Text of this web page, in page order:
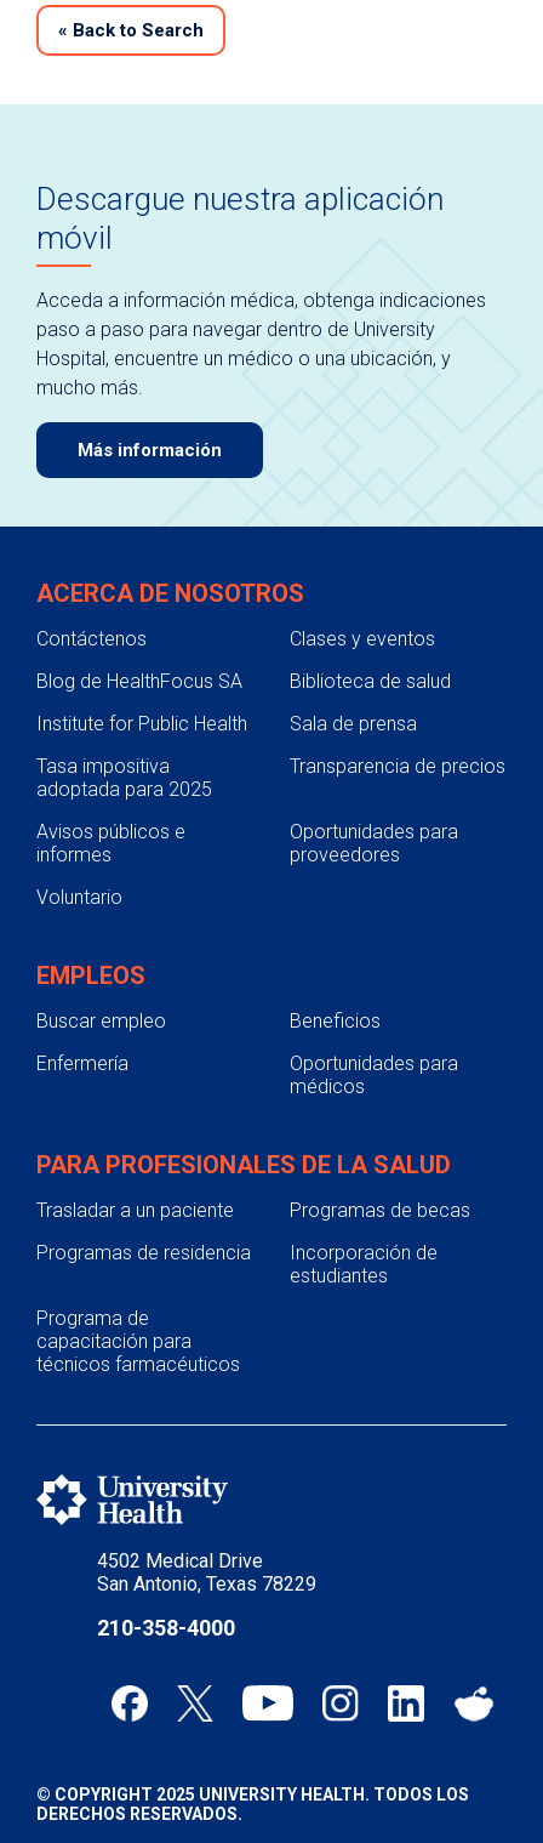
« Back to Search
Descargue nuestra aplicación
móvil
Acceda a información médica, obtenga indicaciones
paso a paso para navegar dentro de University
Hospital, encuentre un médico o una ubicación, y
mucho más.
Más información
4502 Medical Drive
San Antonio, Texas 78229
210-358-4000
ACERCA DE NOSOTROS
Contáctenos
Clases y eventos
Blog de HealthFocus SA
Biblioteca de salud
Institute for Public Health
Sala de prensa
Tasa impositiva
adoptada para 2025
Transparencia de precios
Avisos públicos e
informes
Oportunidades para
proveedores
Voluntario
EMPLEOS
Buscar empleo
Beneficios
Enfermería
Oportunidades para
médicos
PARA PROFESIONALES DE LA SALUD
Trasladar a un paciente
Programas de becas
Programas de residencia
Incorporación de
estudiantes
Programa de
capacitación para
técnicos farmacéuticos
© COPYRIGHT 2025 UNIVERSITY HEALTH. TODOS LOS
DERECHOS RESERVADOS.